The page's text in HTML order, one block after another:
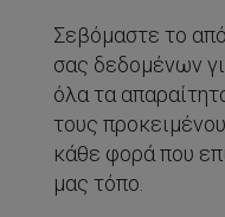
Σεβόμαστε το
σας δεδομένων
όλα τα
τους
κάθε φορά που
μας τόπο.